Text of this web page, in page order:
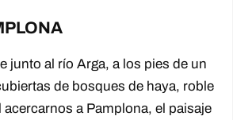
junto al río Arga, a los pies de un
de bosques de haya, roble
a Pamplona, ​​el paisaje